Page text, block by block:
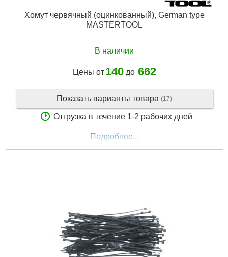
Хомут червячный (оцинкованный), German type
MASTERTOOL
В наличии
Цены от 140до 662
Показать варианты товара (17)
Отгрузка в течение 1-2 рабочих дней
Подробнее...